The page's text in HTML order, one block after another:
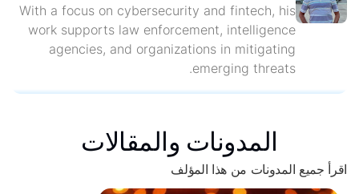
With a focus on cybersecurity and fintech, his
work supports law enforcement, intelligence
agencies, and organizations in mitigating
emerging threats.
المدونات والمقالات
اقرأ جميع المدونات من هذا المؤلف